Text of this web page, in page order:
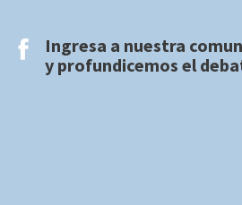
Ingresa a nuestra
y profundicemos el